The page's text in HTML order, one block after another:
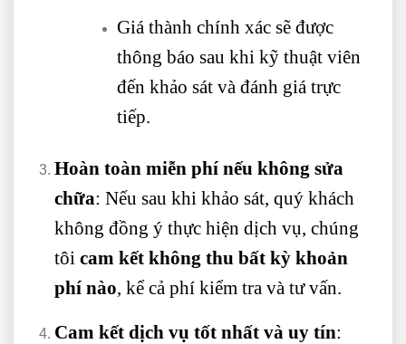
Giá thành chính xác sẽ được
thông báo sau khi kỹ thuật viên
đến khảo sát và đánh giá trực
tiếp.
Hoàn toàn miễn phí nếu không sửa
chữa: Nếu sau khi khảo sát, quý khách
không đồng ý thực hiện dịch vụ, chúng
tôi cam kết không thu bất kỳ khoản
phí nào, kể cả phí kiểm tra và tư vấn.
Cam kết dịch vụ tốt nhất và uy tín: